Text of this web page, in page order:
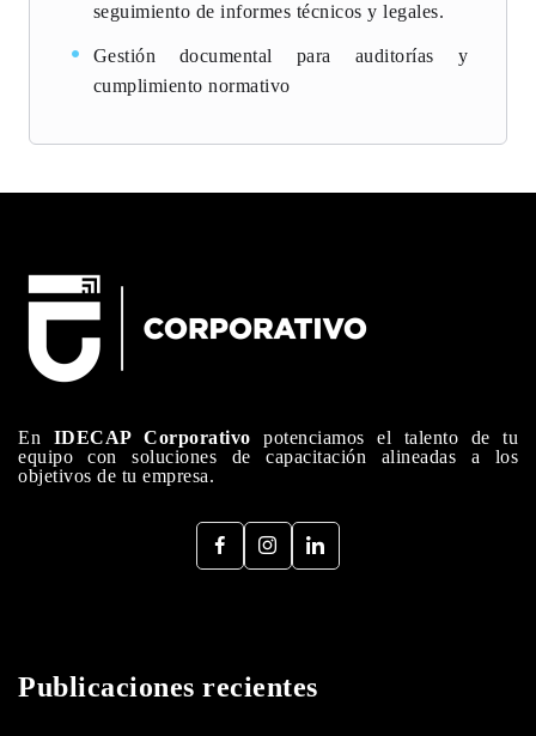
seguimiento de informes técnicos y legales.
Gestión documental para auditorías y
cumplimiento normativo
En IDECAP Corporativo potenciamos el talento de tu
equipo con soluciones de capacitación alineadas a los
objetivos de tu empresa.
Publicaciones recientes